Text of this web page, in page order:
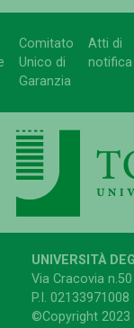
Comitato
Unico di
Garanzia
Atti di
notifica
UNIVERSITÀ
Via Cracovia
P.I. 02133971008
©Copyright 2023